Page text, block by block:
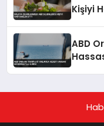
Kişiyi
ABD